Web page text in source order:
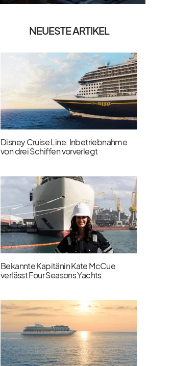
NEUESTE ARTIKEL
Disney Cruise Line: Inbetriebnahme
von drei Schiffen vorverlegt
Bekannte Kapitänin Kate McCue
verlässt Four Seasons Yachts